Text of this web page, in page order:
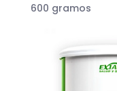
600 gramos